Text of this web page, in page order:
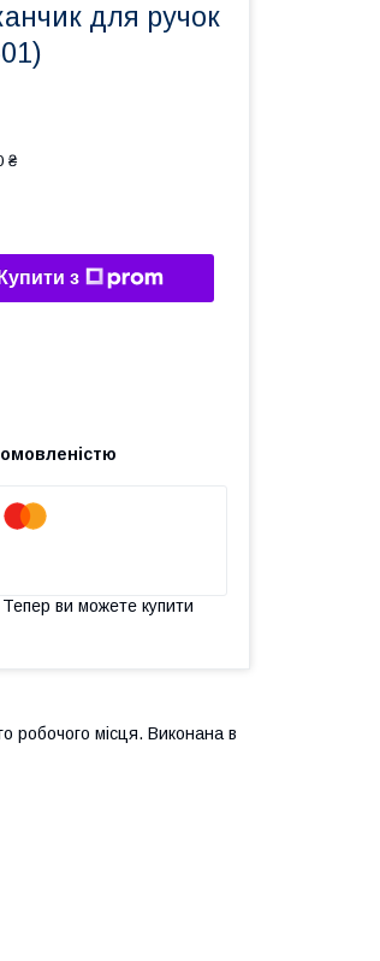
для ручок
₴
Купити з
Тепер ви можете купити
робочого місця. Виконана в